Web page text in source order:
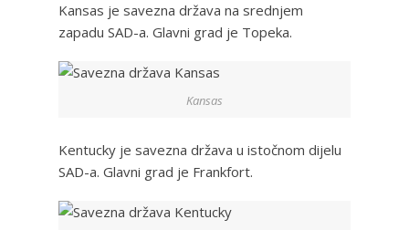
Kansas je savezna država na srednjem
zapadu SAD-a. Glavni grad je Topeka.
Kansas
Kentucky je savezna država u istočnom dijelu
SAD-a. Glavni grad je Frankfort.